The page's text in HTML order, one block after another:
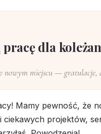
pracę dla
nowym miejscu —
Mamy pewność, że
ciekawych projektów,